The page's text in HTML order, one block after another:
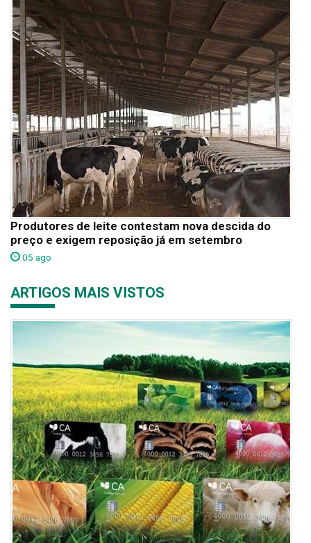
Produtores de leite contestam nova descida do
preço e exigem reposição já em setembro
05 ago
ARTIGOS MAIS VISTOS